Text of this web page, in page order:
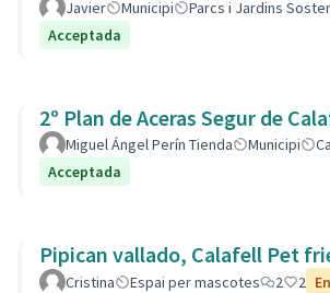
Javier Municipi Parcs i Jardins
Acceptada
2º Plan de Aceras Segur de
Miguel Ángel Perín Tienda Municipi
Acceptada
Pipican vallado, Calafell
Cristina Espai per mascotes 2 2